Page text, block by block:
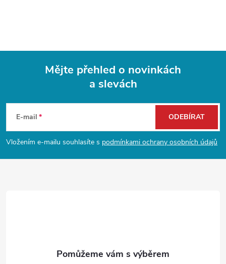
p
Mějte přehled o novinkách
a slevách
E-mail
Vložením e-mailu souhlasíte s podmínkami ochrany osobních údajů
ODEBÍRAT